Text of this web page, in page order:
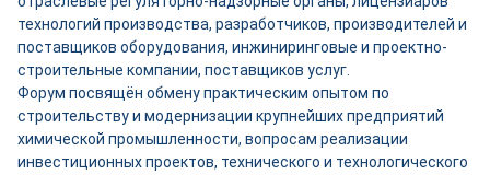
технологий производства, разработчиков, производителей и
поставщиков оборудования, инжиниринговые и проектно-
строительные компании, поставщиков услуг.
Форум посвящён обмену практическим опытом по
строительству и модернизации крупнейших предприятий
химической промышленности, вопросам реализации
инвестиционных проектов, технического и технологического